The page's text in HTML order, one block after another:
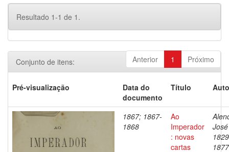
Resultado 1-1 de 1.
Anterior 1 Próximo
Conjunto de itens:
Pré-visualização
Data do
documento
Título
1867; 1867-
1868
Ao
Imperador
: novas
cartas
1877